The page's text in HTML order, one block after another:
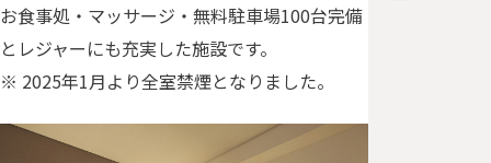
お食事処・マッサージ・無料駐車場100台完備
とレジャーにも充実した施設です。
※ 2025年1月より全室禁煙となりました。